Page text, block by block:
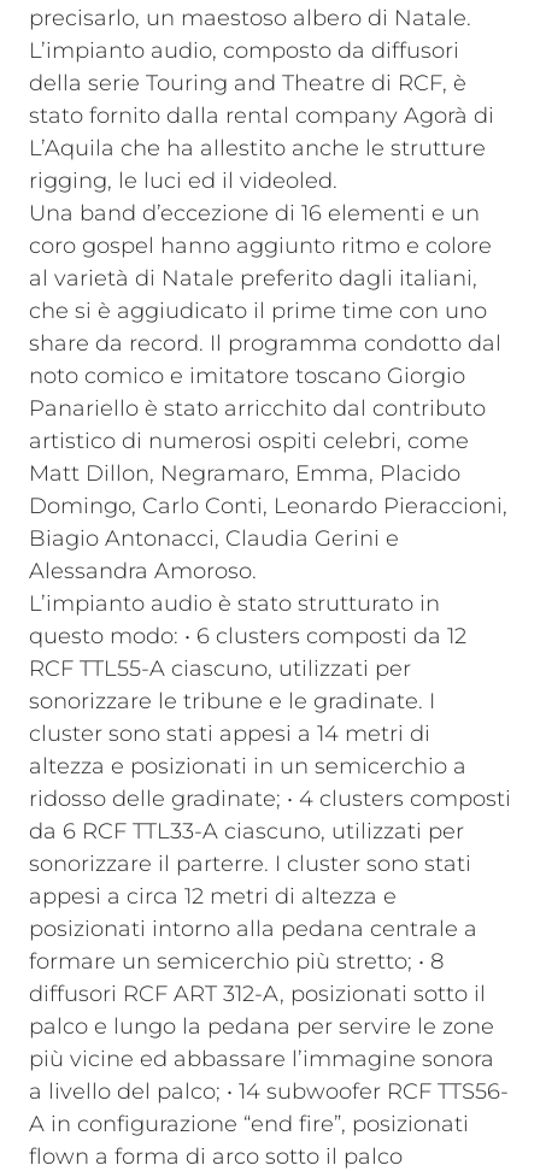
precisarlo, un maestoso albero di Natale.
L’impianto audio, composto da diffusori
della serie Touring and Theatre di RCF, è
stato fornito dalla rental company Agorà di
L’Aquila che ha allestito anche le strutture
rigging, le luci ed il videoled.
Una band d’eccezione di 16 elementi e un
coro gospel hanno aggiunto ritmo e colore
al varietà di Natale preferito dagli italiani,
che si è aggiudicato il prime time con uno
share da record. Il programma condotto dal
noto comico e imitatore toscano Giorgio
Panariello è stato arricchito dal contributo
artistico di numerosi ospiti celebri, come
Matt Dillon, Negramaro, Emma, Placido
Domingo, Carlo Conti, Leonardo Pieraccioni,
Biagio Antonacci, Claudia Gerini e
Alessandra Amoroso.
L’impianto audio è stato strutturato in
questo modo: • 6 clusters composti da 12
RCF TTL55-A ciascuno, utilizzati per
sonorizzare le tribune e le gradinate. I
cluster sono stati appesi a 14 metri di
altezza e posizionati in un semicerchio a
ridosso delle gradinate; • 4 clusters composti
da 6 RCF TTL33-A ciascuno, utilizzati per
sonorizzare il parterre. I cluster sono stati
appesi a circa 12 metri di altezza e
posizionati intorno alla pedana centrale a
formare un semicerchio più stretto; • 8
diffusori RCF ART 312-A, posizionati sotto il
palco e lungo la pedana per servire le zone
più vicine ed abbassare l’immagine sonora
a livello del palco; • 14 subwoofer RCF TTS56-
A in configurazione “end fire”, posizionati
flown a forma di arco sotto il palco